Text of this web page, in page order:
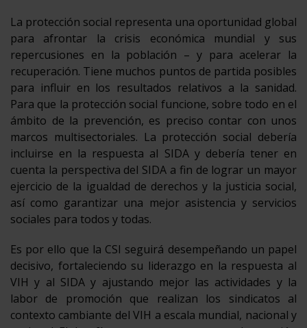
La protección social representa una oportunidad global
para afrontar la crisis económica mundial y sus
repercusiones en la población – y para acelerar la
recuperación. Tiene muchos puntos de partida posibles
para influir en los resultados relativos a la sanidad.
Para que la protección social funcione, sobre todo en el
ámbito de la prevención, es preciso contar con unos
marcos multisectoriales. La protección social debería
incluirse en la respuesta al SIDA y debería tener en
cuenta la perspectiva del SIDA a fin de lograr un mayor
ejercicio de la igualdad de derechos y la justicia social,
así como garantizar una mejor asistencia y servicios
sociales para todos y todas.
Es por ello que la CSI seguirá desempeñando un papel
decisivo, fortaleciendo su liderazgo en la respuesta al
VIH y al SIDA y ajustando mejor las actividades y la
labor de promoción que realizan los sindicatos al
contexto cambiante del VIH a escala mundial, nacional y